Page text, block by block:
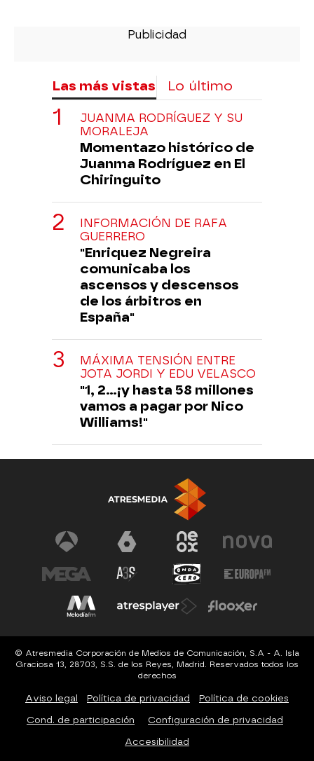
Las más vistas Lo último
JUANMA RODRÍGUEZ Y SU
MORALEJA
Momentazo histórico de
Juanma Rodríguez en El
Chiringuito
INFORMACIÓN DE RAFA
GUERRERO
"Enriquez Negreira
comunicaba los
ascensos y descensos
de los árbitros en
España"
MÁXIMA TENSIÓN ENTRE
JOTA JORDI Y EDU VELASCO
"1, 2...¡y hasta 58 millones
vamos a pagar por Nico
Williams!"
© Atresmedia Corporación de Medios de Comunicación, S.A - A. Isla
Graciosa 13, 28703, S.S. de los Reyes, Madrid. Reservados todos los
derechos
Aviso legal Política de privacidad Política de cookies
Cond. de participación Configuración de privacidad
Accesibilidad